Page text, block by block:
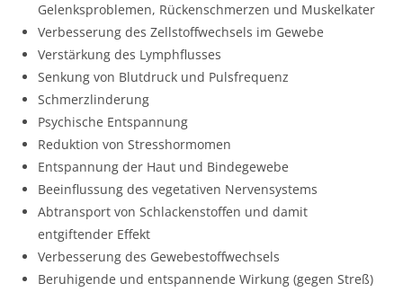
Gelenksproblemen, Rückenschmerzen und Muskelkater
Verbesserung des Zellstoffwechsels im Gewebe
Verstärkung des Lymphflusses
Senkung von Blutdruck und Pulsfrequenz
Schmerzlinderung
Psychische Entspannung
Reduktion von Stresshormomen
Entspannung der Haut und Bindegewebe
Beeinflussung des vegetativen Nervensystems
Abtransport von Schlackenstoffen und damit
entgiftender Effekt
Verbesserung des Gewebestoffwechsels
Beruhigende und entspannende Wirkung (gegen Streß)